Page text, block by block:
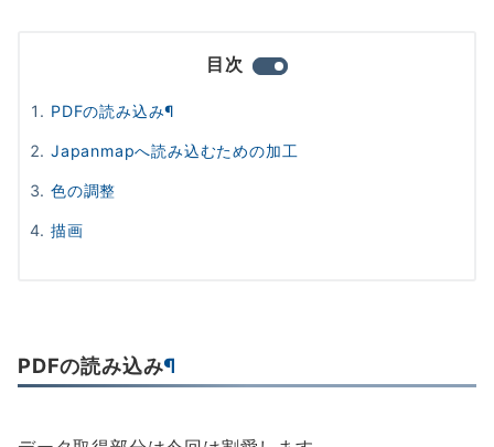
目次
PDFの読み込み¶
Japanmapへ読み込むための加工
色の調整
描画
PDFの読み込み¶